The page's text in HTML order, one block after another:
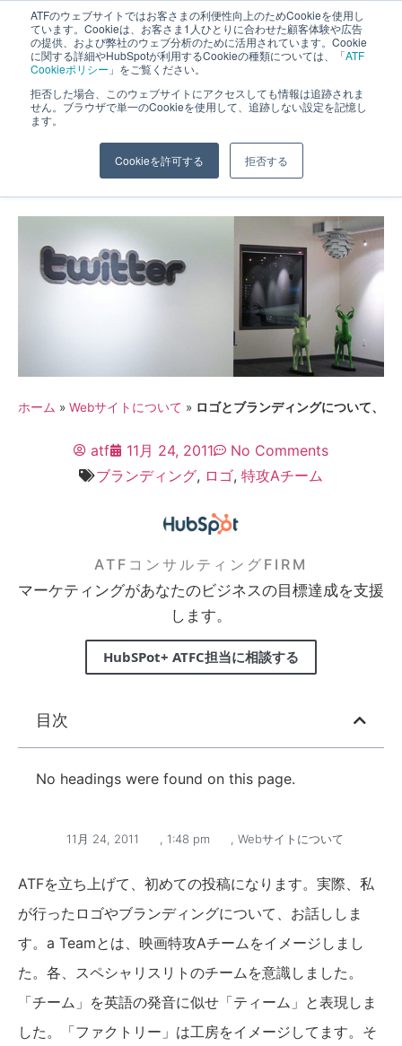
ATFのウェブサイトではお客さまの利便性向上のためCookieを使用し
ています。Cookieは、お客さま1人ひとりに合わせた顧客体験や広告
の提供、および弊社のウェブ分析のために活用されています。Cookie
に関する詳細やHubSpotが利用するCookieの種類については、「ATF
Cookieポリシー 」をご覧ください。
拒否した場合、このウェブサイトにアクセスしても情報は追跡されま
せん。ブラウザで単一のCookieを使用して、追跡しない設定を記憶し
ます。
Cookieを許可する 拒否する
長野県長野市・松本市ウェブ制作事業部 コンサルティングFIRM
ロゴとブランディングについて、
ホーム » Webサイトについて » ロゴとブランディングについて、
atf 11月 24, 2011
No Comments
ブランディング, ロゴ, 特攻Aチーム
ATFコンサルティングFIRM
マーケティングがあなたのビジネスの目標達成を支援
します。
HubSPot+ ATFC担当に相談する
目次
No headings were found on this page.
11月 24, 2011 , 1:48 pm , Webサイトについて
ATFを立ち上げて、初めての投稿になります。実際、私
が行ったロゴやブランディングについて、お話ししま
す。a Teamとは、映画特攻Aチームをイメージしまし
た。各、スペシャリスリトのチームを意識しました。
「チーム」を英語の発音に似せ「ティーム」と表現しま
した。「ファクトリー」は工房をイメージしてます。そ